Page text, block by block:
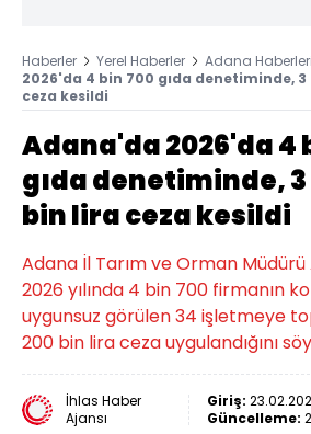
Haberler Yerel Haberler Adana Haberleri
2026'da 4 bin 700 gıda denetiminde,
ceza kesildi
Adana'da 2026'da 4
gıda denetiminde,
bin lira ceza kesildi
Adana İl Tarım ve Orman Müdürü
2026 yılında 4 bin 700 firmanın
uygunsuz görülen 34 işletmeye
200 bin lira ceza uygulandığını
İhlas Haber
Ajansı
Giriş:
Güncelleme: